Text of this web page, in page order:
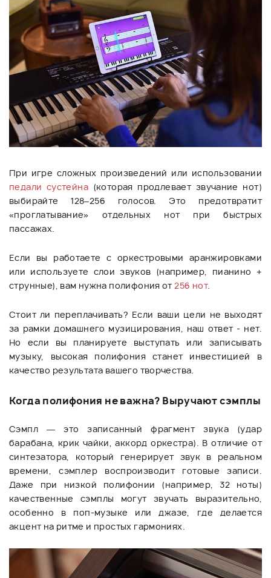
При игре сложных произведений или использовании
педали сустейна (которая продлевает звучание нот)
выбирайте 128–256 голосов. Это предотвратит
«проглатывание» отдельных нот при быстрых
пассажах.
Если вы работаете с оркестровыми аранжировками
или используете слои звуков (например, пианино +
струнные), вам нужна полифония от256 нот.
Стоит ли переплачивать? Если ваши цели не выходят
за рамки домашнего музицирования, наш ответ - нет.
Но если вы планируете выступать или записывать
музыку, высокая полифония станет инвестицией в
качество результата вашего творчества.
Когда полифония не важна? Выручают сэмплы
Сэмпл — это записанный фрагмент звука (удар
барабана, крик чайки, аккорд оркестра). В отличие от
синтезатора, который генерирует звук в реальном
времени, сэмплер воспроизводит готовые записи.
Даже при низкой полифонии (например, 32 ноты)
качественные сэмплы могут звучать выразительно,
особенно в поп-музыке или джазе, где делается
акцент на ритме и простых гармониях.